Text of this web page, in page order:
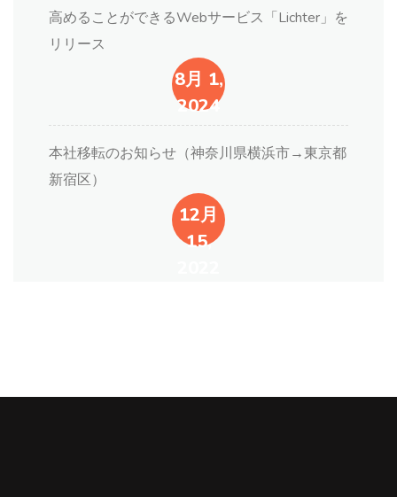
高めることができるWebサービス「Lichter」を
リリース
8月 1,
2024
本社移転のお知らせ（神奈川県横浜市→東京都
新宿区）
12月
15,